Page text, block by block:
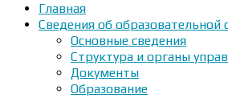
Главная
Сведения об образовательной
Основные сведения
Структура и органы
Документы
Образование